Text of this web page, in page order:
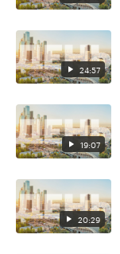
24:57
19:07
20:29